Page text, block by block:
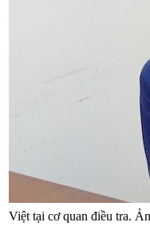
Việt tại cơ quan điều tra.